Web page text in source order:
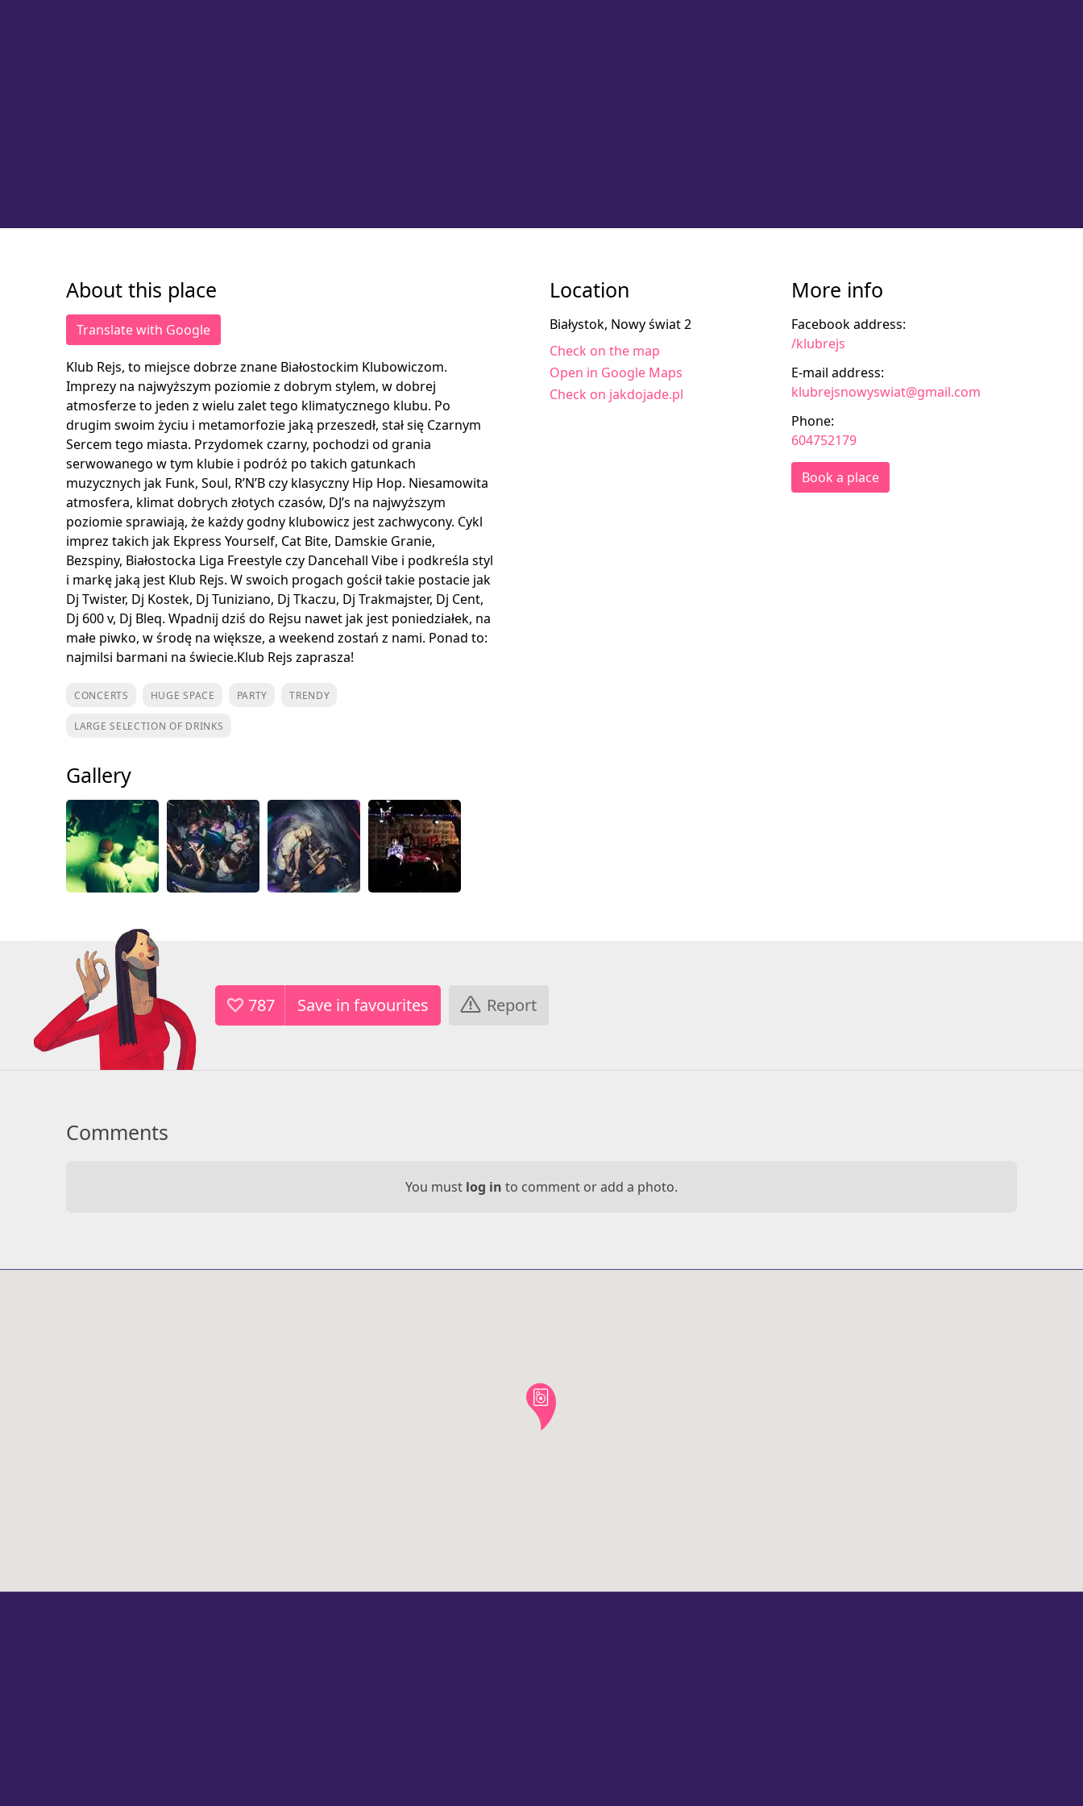
About this place
Translate with Google
Klub Rejs, to miejsce dobrze znane Białostockim Klubowiczom.
Imprezy na najwyższym poziomie z dobrym stylem, w dobrej
atmosferze to jeden z wielu zalet tego klimatycznego klubu. Po
drugim swoim życiu i metamorfozie jaką przeszedł, stał się Czarnym
Sercem tego miasta. Przydomek czarny, pochodzi od grania
serwowanego w tym klubie i podróż po takich gatunkach
muzycznych jak Funk, Soul, R’N’B czy klasyczny Hip Hop. Niesamowita
atmosfera, klimat dobrych złotych czasów, DJ’s na najwyższym
poziomie sprawiają, że każdy godny klubowicz jest zachwycony. Cykl
imprez takich jak Ekpress Yourself, Cat Bite, Damskie Granie,
Bezspiny, Białostocka Liga Freestyle czy Dancehall Vibe i podkreśla styl
i markę jaką jest Klub Rejs. W swoich progach gościł takie postacie jak
Dj Twister, Dj Kostek, Dj Tuniziano, Dj Tkaczu, Dj Trakmajster, Dj Cent,
Dj 600 v, Dj Bleq. Wpadnij dziś do Rejsu nawet jak jest poniedziałek, na
małe piwko, w środę na większe, a weekend zostań z nami. Ponad to:
najmilsi barmani na świecie.Klub Rejs zaprasza!
CONCERTS HUGE SPACE PARTY TRENDY
LARGE SELECTION OF DRINKS
Gallery
Location
Białystok, Nowy świat 2
Check on the map
Open in Google Maps
Check on jakdojade.pl
More info
Facebook address:
/klubrejs
E-mail address:
klubrejsnowyswiat@gmail.com
Phone:
604752179
Book a place
787 Report
Comments
You must log in to comment or add a photo.